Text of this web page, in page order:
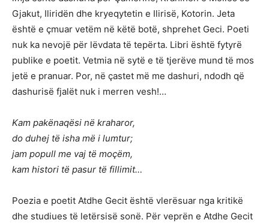
Gjakut, Iliridën dhe kryeqytetin e Ilirisë, Kotorin. Jeta
është e çmuar vetëm në këtë botë, shprehet Geci. Poeti
nuk ka nevojë për lëvdata të tepërta. Libri është fytyrë
publike e poetit. Vetmia në sytë e të tjerëve mund të mos
jetë e pranuar. Por, në çastet më me dashuri, ndodh që
dashurisë fjalët nuk i merren vesh!…
Kam pakënaqësi në kraharor,
do duhej të isha më i lumtur;
jam popull me vaj të moçëm,
kam histori të pasur të fillimit…
Poezia e poetit Atdhe Gecit është vlerësuar nga kritikë
dhe studiues të letërsisë sonë. Për veprën e Atdhe Gecit